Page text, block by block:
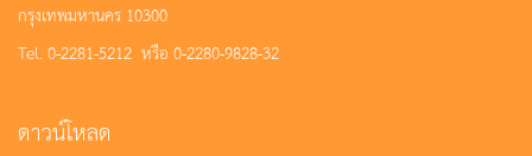
กรุงเทพมหานคร 10300
Tel. 0-2281-5212 หรือ 0-2280-9828-32
ดาวน์โหลด